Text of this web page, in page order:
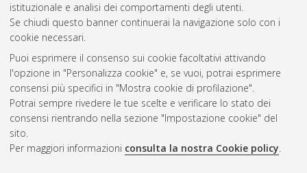
istituzionale e analisi dei comportamenti degli utenti.
Se chiudi questo banner continuerai la navigazione solo con i
cookie necessari.
Puoi esprimere il consenso sui cookie facoltativi attivando
l'opzione in "Personalizza cookie" e, se vuoi, potrai esprimere
consensi più specifici in "Mostra cookie di profilazione".
Potrai sempre rivedere le tue scelte e verificare lo stato dei
consensi rientrando nella sezione "Impostazione cookie" del
sito.
Per maggiori informazioni consulta la nostra Cookie policy.
Atom
Rss 1.0
Rss 2.0
ISSN: 2038-7946